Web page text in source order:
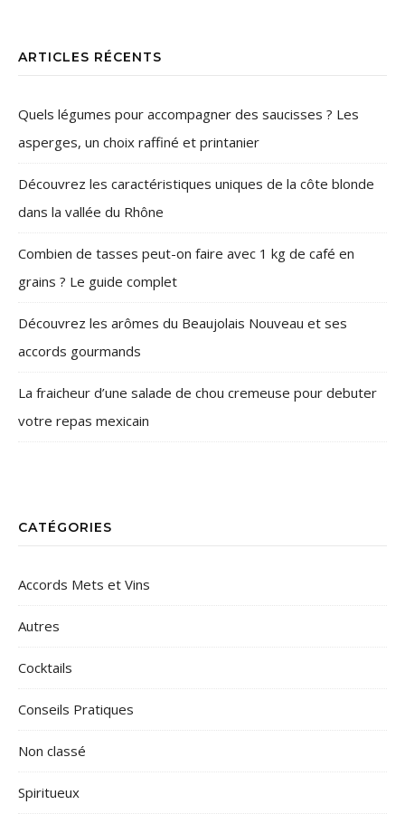
ARTICLES RÉCENTS
Quels légumes pour accompagner des saucisses ? Les
asperges, un choix raffiné et printanier
Découvrez les caractéristiques uniques de la côte blonde
dans la vallée du Rhône
Combien de tasses peut-on faire avec 1 kg de café en
grains ? Le guide complet
Découvrez les arômes du Beaujolais Nouveau et ses
accords gourmands
La fraicheur d’une salade de chou cremeuse pour debuter
votre repas mexicain
CATÉGORIES
Accords Mets et Vins
Autres
Cocktails
Conseils Pratiques
Non classé
Spiritueux